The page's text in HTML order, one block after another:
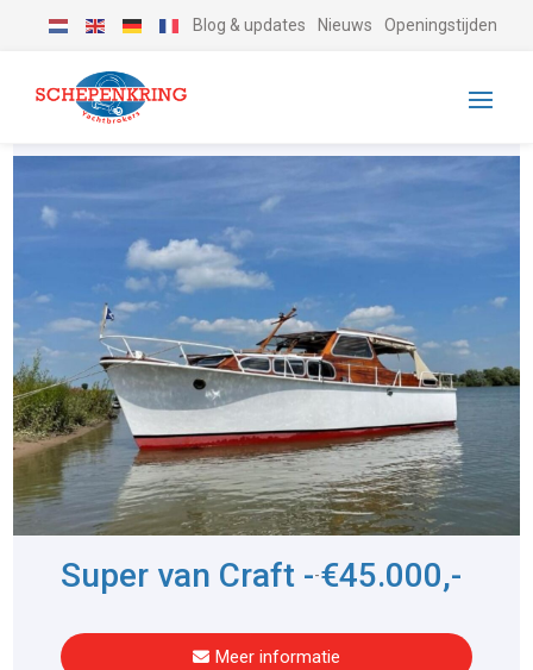
Blog & updates Nieuws Openingstijden
Super van Craft --€45.000,-
Meer informatie